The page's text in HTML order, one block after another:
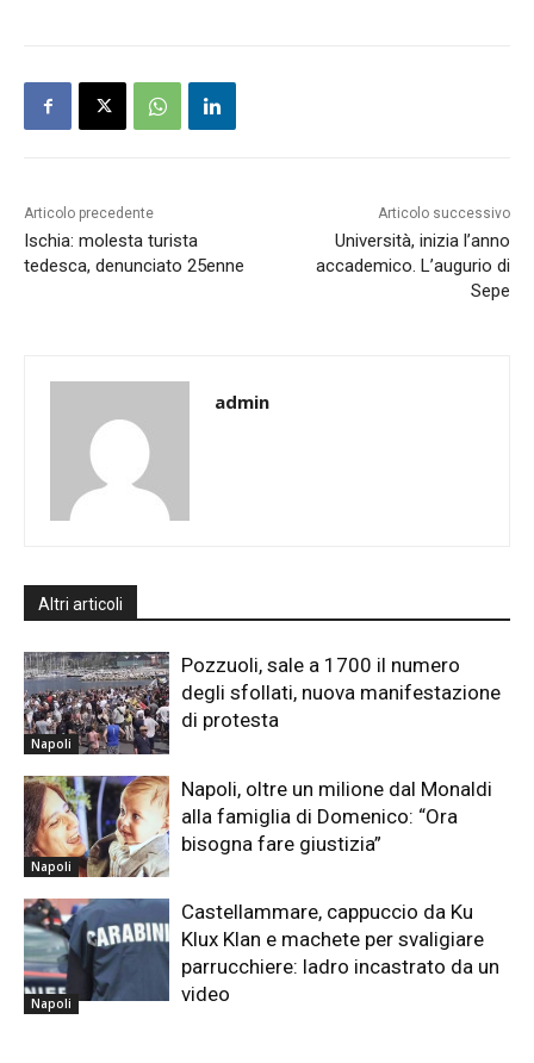
Articolo precedente
Ischia: molesta turista
tedesca, denunciato 25enne
Articolo successivo
Università, inizia l’anno
accademico. L’augurio di
Sepe
admin
Altri articoli
Napoli
Pozzuoli, sale a 1700 il numero
degli sfollati, nuova manifestazione
di protesta
Napoli
Napoli, oltre un milione dal Monaldi
alla famiglia di Domenico: “Ora
bisogna fare giustizia”
Napoli
Castellammare, cappuccio da Ku
Klux Klan e machete per svaligiare
parrucchiere: ladro incastrato da un
video